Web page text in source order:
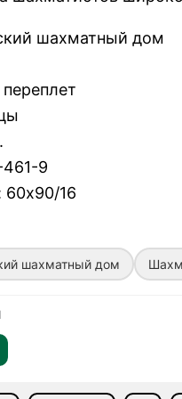
шахматный дом
9
60х90/16
шахматный дом